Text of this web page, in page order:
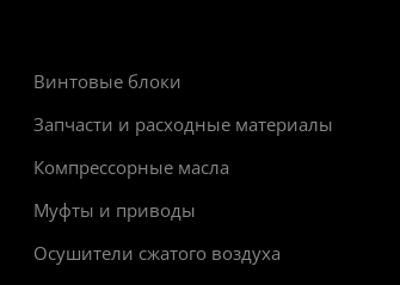
Винтовые блоки
Запчасти и расходные материалы
Компрессорные масла
Муфты и приводы
Осушители сжатого воздуха